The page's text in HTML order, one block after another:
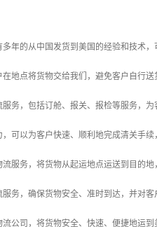
年的从中国发货到美国的经验和技术，
地点将货物交给我们，避免客户自行送
务，包括订舱、报关、报检等服务，为
可以为客户快速、顺利地完成清关手续
服务，将货物从起运地点运送到目的地
务，确保货物安全、准时到达，并对客
公司，将货物安全、快速、便捷地运到